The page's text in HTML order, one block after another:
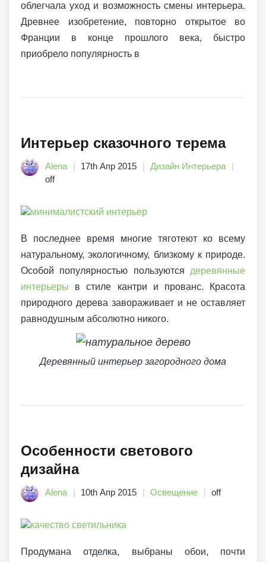
облегчала уход и возможность смены интерьера.
Древнее изобретение, повторно открытое во
Франции в конце прошлого века, быстро
приобрело популярность в
Интерьер сказочного терема
Alena 17th Апр 2015
Дизайн Интерьера
off
В последнее время многие тяготеют ко всему
натуральному, экологичному, близкому к природе.
Особой популярностью пользуются деревянные
интерьеры в стиле кантри и прованс. Красота
природного дерева завораживает и не оставляет
равнодушным абсолютно никого.
Деревянный интерьер загородного дома
Особенности светового
дизайна
Alena 10th Апр 2015 Освещение off
Продумана отделка, выбраны обои, почти